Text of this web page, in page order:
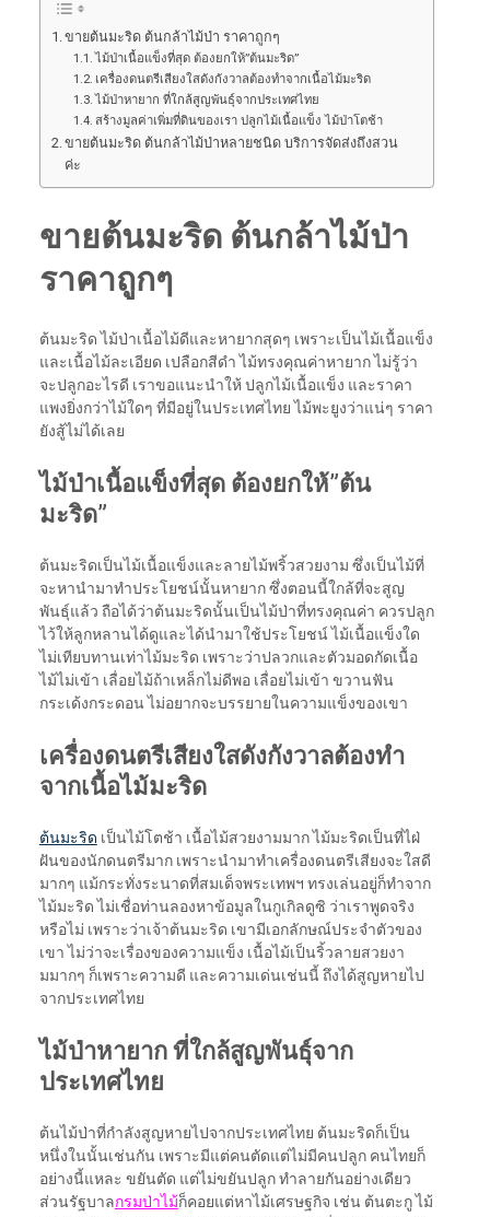
ขายต้นมะริด ต้นกล้าไม้ป่า ราคาถูกๆ
ไม้ป่าเนื้อแข็งที่สุด ต้องยกให้”ต้นมะริด”
เครื่องดนตรีเสียงใสดังกังวาลต้องทำจากเนื้อไม้มะริด
ไม้ป่าหายาก ที่ใกล้สูญพันธุ์จากประเทศไทย
สร้างมูลค่าเพิ่มที่ดินของเรา ปลูกไม้เนื้อแข็ง ไม้ป่าโตช้า
ขายต้นมะริด ต้นกล้าไม้ป่าหลายชนิด บริการจัดส่งถึงสวน
ค่ะ
ขายต้นมะริด ต้นกล้าไม้ป่า
ราคาถูกๆ
ต้นมะริด ไม้ป่าเนื้อไม้ดีและหายากสุดๆ เพราะเป็นไม้เนื้อแข็ง
และเนื้อไม้ละเอียด เปลือกสีดำ ไม้ทรงคุณค่าหายาก ไม่รู้ว่า
จะปลูกอะไรดี เราขอแนะนำให้ ปลูกไม้เนื้อแข็ง และราคา
แพงยิ่งกว่าไม้ใดๆ ที่มีอยู่ในประเทศไทย ไม้พะยูงว่าแน่ๆ ราคา
ยังสู้ไม่ได้เลย
ไม้ป่าเนื้อแข็งที่สุด ต้องยกให้”ต้น
มะริด”
ต้นมะริดเป็นไม้เนื้อแข็งและลายไม้พริ้วสวยงาม ซึ่งเป็นไม้ที่
จะหานำมาทำประโยชน์นั้นหายาก ซึ่งตอนนี้ใกล้ที่จะสูญ
พันธุ์แล้ว ถือได้ว่าต้นมะริดนั้นเป็นไม้ป่าที่ทรงคุณค่า ควรปลูก
ไว้ให้ลูกหลานได้ดูและได้นำมาใช้ประโยชน์ ไม้เนื้อแข็งใด
ไม่เทียบทานเท่าไม้มะริด เพราะว่าปลวกและตัวมอดกัดเนื้อ
ไม้ไม่เข้า เลื่อยไม้ถ้าเหล็กไม่ดีพอ เลื่อยไม่เข้า ขวานฟัน
กระเด้งกระดอน ไม่อยากจะบรรยายในความแข็งของเขา
เครื่องดนตรีเสียงใสดังกังวาลต้องทำ
จากเนื้อไม้มะริด
ต้นมะริด เป็นไม้โตช้า เนื้อไม้สวยงามมาก ไม้มะริดเป็นที่ไฝ่
ฝันของนักดนตรีมาก เพราะนำมาทำเครื่องดนตรีเสียงจะใสดี
มากๆ แม้กระทั่งระนาดที่สมเด็จพระเทพฯ ทรงเล่นอยู่ก็ทำจาก
ไม้มะริด ไม่เชื่อท่านลองหาข้อมูลในกูเกิลดูซิ ว่าเราพูดจริง
หรือไม่ เพราะว่าเจ้าต้นมะริด เขามีเอกลักษณ์ประจำตัวของ
เขา ไม่ว่าจะเรื่องของความแข็ง เนื้อไม้เป็นริ้วลายสวยงา
มมากๆ ก็เพราะความดี และความเด่นเช่นนี้ ถึงได้สูญหายไป
จากประเทศไทย
ไม้ป่าหายาก ที่ใกล้สูญพันธุ์จาก
ประเทศไทย
ต้นไม้ป่าที่กำลังสูญหายไปจากประเทศไทย ต้นมะริดก็เป็น
หนึ่งในนั้นเช่นกัน เพราะมีแต่คนตัดแต่ไม่มีคนปลูก คนไทยก็
อย่างนี้แหละ ขยันตัด แต่ไม่ขยันปลูก ทำลายกันอย่างเดียว
ส่วนรัฐบาลกรมป่าไม้ก็คอยแต่หาไม้เศรษฐกิจ เช่น ต้นตะกู ไม้